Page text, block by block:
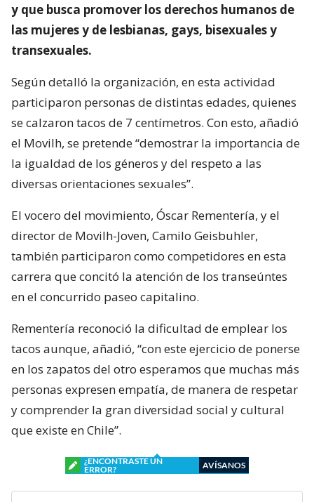
y que busca promover los derechos humanos de
las mujeres y de lesbianas, gays, bisexuales y
transexuales.
Según detalló la organización, en esta actividad
participaron personas de distintas edades, quienes
se calzaron tacos de 7 centímetros. Con esto, añadió
el Movilh, se pretende “demostrar la importancia de
la igualdad de los géneros y del respeto a las
diversas orientaciones sexuales”.
El vocero del movimiento, Óscar Rementería, y el
director de Movilh-Joven, Camilo Geisbuhler,
también participaron como competidores en esta
carrera que concitó la atención de los transeúntes
en el concurrido paseo capitalino.
Rementería reconoció la dificultad de emplear los
tacos aunque, añadió, “con este ejercicio de ponerse
en los zapatos del otro esperamos que muchas más
personas expresen empatía, de manera de respetar
y comprender la gran diversidad social y cultural
que existe en Chile”.
¿ENCONTRASTE UN
ERROR?
AVÍSANOS